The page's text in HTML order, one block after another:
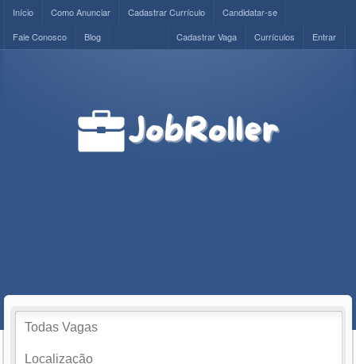
Início Como Anunciar Cadastrar Currículo
Candidatar-se
Fale Conosco
Blog Entrar
Currículos
Cadastrar Vaga